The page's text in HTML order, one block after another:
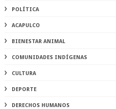
POLÍTICA
ACAPULCO
BIENESTAR ANIMAL
COMUNIDADES INDÍGENAS
CULTURA
DEPORTE
DERECHOS HUMANOS